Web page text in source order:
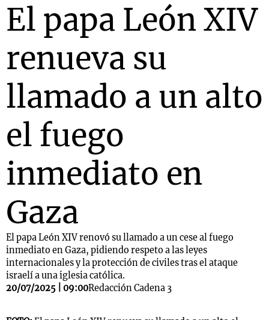
El papa León XIV
renueva su
llamado a un alto
el fuego
inmediato en
Gaza
El papa León XIV renovó su llamado a un cese al fuego
inmediato en Gaza, pidiendo respeto a las leyes
internacionales y la protección de civiles tras el ataque
israelí a una iglesia católica.
20/07/2025 | 09:00Redacción Cadena 3